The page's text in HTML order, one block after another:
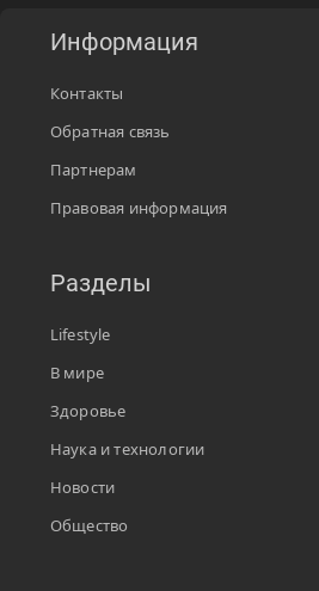
Информация
Контакты
Обратная связь
Партнерам
Правовая информация
Разделы
Lifestyle
В мире
Здоровье
Наука и технологии
Новости
Общество